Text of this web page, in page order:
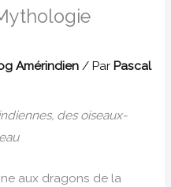
Amérindien/ Par Pascal
des oiseaux-
aux dragons de la